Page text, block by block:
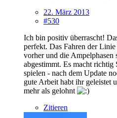
22. März 2013
#530
Ich bin positiv überrascht!
perfekt. Das Fahren der
vorher und die Ampelphasen
abgestimmt. Es macht
spielen - nach dem Update
gute Arbeit habt ihr geleistet
mehr als gelohnt
Zitieren